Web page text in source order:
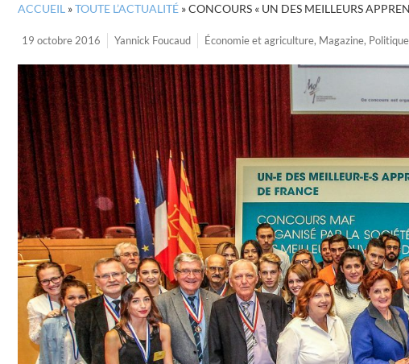
ACCUEIL »TOUTE L’ACTUALITÉ »CONCOURS « UN DES MEILLEURS
19 octobre 2016 Yannick Foucaud Économie et agriculture, Magazine, Politique